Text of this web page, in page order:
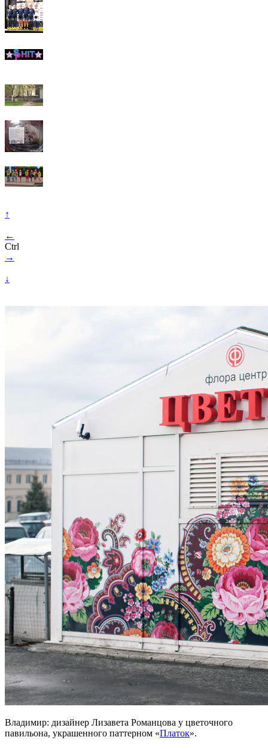
↑
←
Ctrl
→
↓
Владимир: дизайнер Лизавета Романцова у цветочного
павильона, украшенного паттерном «Платок».